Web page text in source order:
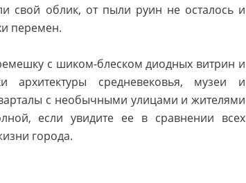
свой облик, от пыли руин не осталось и
перемен.
с шиком-блеском диодных витрин и
архитектуры средневековья, музеи и
с необычными улицами и жителями
если увидите ее в сравнении всех
города.